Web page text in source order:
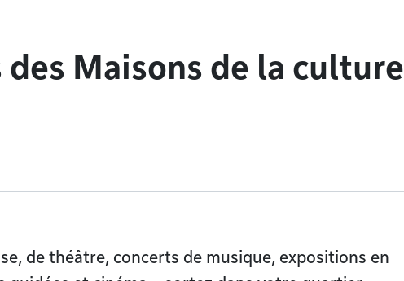
Maisons de la culture
de théâtre, concerts de musique, expositions en